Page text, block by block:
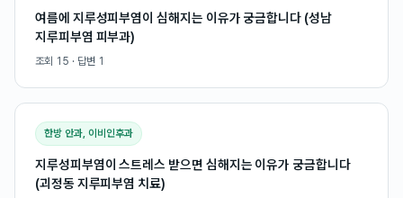
여름에 지루성피부염이 심해지는 이유가 궁금합니다 (성남
지루피부염 피부과)
조회 15 · 답변 1
한방 안과, 이비인후과
지루성피부염이 스트레스 받으면 심해지는 이유가 궁금합니다
(괴정동 지루피부염 치료)